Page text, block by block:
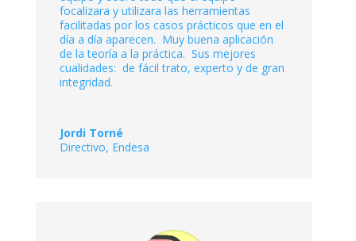
focalizara y utilizara las herramientas
facilitadas por los casos prácticos que en el
día a día aparecen. Muy buena aplicación
de la teoría a la práctica. Sus mejores
cualidades: de fácil trato, experto y de gran
integridad.
Jordi Torné
Directivo, Endesa